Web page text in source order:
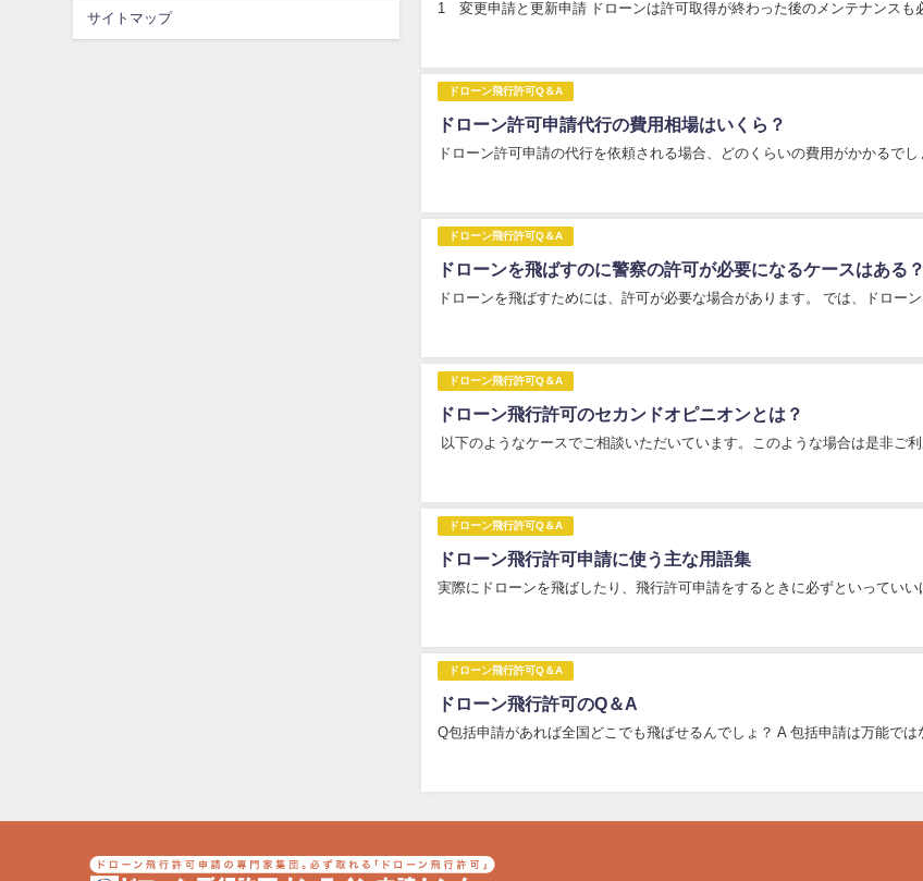
1 変更申請と更新申請 ドローンは許可取得が終わった後のメンテナンスも
ドローン飛行許可Q＆A
ドローン許可申請代行の費用相場はいくら？
ドローン許可申請の代行を依頼される場合、どのくらいの費用がかかるで
ドローン飛行許可Q＆A
ドローンを飛ばすのに警察の許可が必要になるケースはある？
ドローンを飛ばすためには、許可が必要な場合があります。 では、ドロー
ドローン飛行許可Q＆A
ドローン飛行許可のセカンドオピニオンとは？
以下のようなケースでご相談いただいています。このような場合は是非ご
ドローン飛行許可Q＆A
ドローン飛行許可申請に使う主な用語集
実際にドローンを飛ばしたり、飛行許可申請をするときに必ずといってい
ドローン飛行許可Q＆A
ドローン飛行許可のQ＆A
Q包括申請があれば全国どこでも飛ばせるんでしょ？ A 包括申請は万能で
サイトマップ